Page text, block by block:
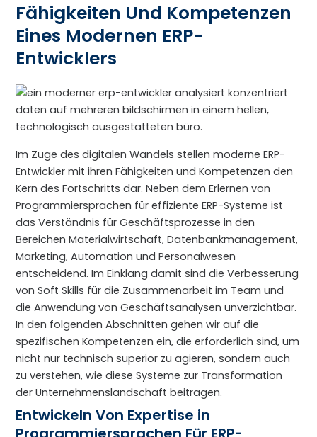
Fähigkeiten Und Kompetenzen
Eines Modernen ERP-
Entwicklers
Im Zuge des digitalen Wandels stellen moderne ERP-
Entwickler mit ihren Fähigkeiten und Kompetenzen den
Kern des Fortschritts dar. Neben dem Erlernen von
Programmiersprachen für effiziente ERP-Systeme ist
das Verständnis für Geschäftsprozesse in den
Bereichen Materialwirtschaft, Datenbankmanagement,
Marketing, Automation und Personalwesen
entscheidend. Im Einklang damit sind die Verbesserung
von Soft Skills für die Zusammenarbeit im Team und
die Anwendung von Geschäftsanalysen unverzichtbar.
In den folgenden Abschnitten gehen wir auf die
spezifischen Kompetenzen ein, die erforderlich sind, um
nicht nur technisch superior zu agieren, sondern auch
zu verstehen, wie diese Systeme zur Transformation
der Unternehmenslandschaft beitragen.
Entwickeln Von Expertise in